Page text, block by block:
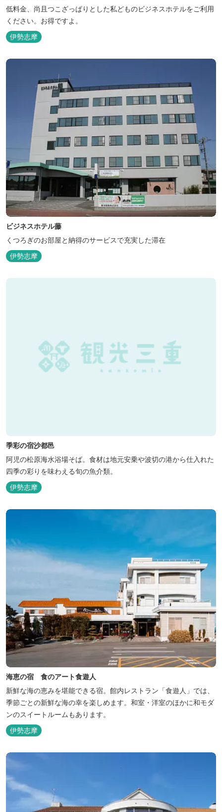
低料金、尚且つこざっぱりとした私どものビジネスホテルをご利用
ください。お得ですよ。
伊勢志摩
ビジネスホテル藤
くつろぎのお部屋と納得のサービスで充実した滞在
伊勢志摩
季彩の宿沙都邑
阿児の松原海水浴場そば。食材は地元安乗や波切の港から仕入れた
四季の彩りを味わえる旬の魚介類。
伊勢志摩
海恵の宿 食のアート食遊人
新鮮な海の恵みを堪能できる宿。館内レストラン「食遊人」では、
季節ごとの新鮮な海の幸を楽しめます。和室・洋室のほかに和モダ
ンのスイートルームもあります。
伊勢志摩